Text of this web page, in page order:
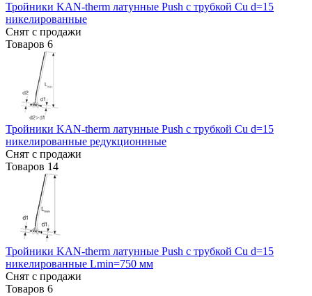
Тройники KAN-therm латунные Push с трубкой Cu d=15
никелированные
Снят с продажи
Товаров 6
Тройники KAN-therm латунные Push с трубкой Cu d=15
никелированные редукционнные
Снят с продажи
Товаров 14
Тройники KAN-therm латунные Push с трубкой Cu d=15
никелированные Lmin=750 мм
Снят с продажи
Товаров 6